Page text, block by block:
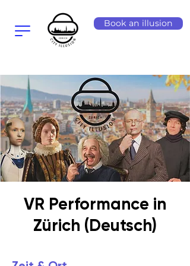
Book an illusion
VR Performance in
Zürich (Deutsch)